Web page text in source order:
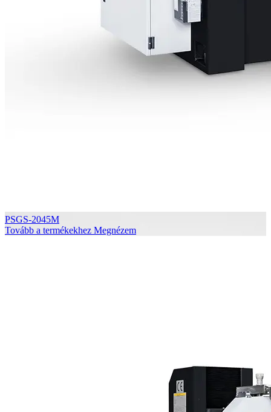
PSGS-2045M
Tovább a termékekhez Megnézem